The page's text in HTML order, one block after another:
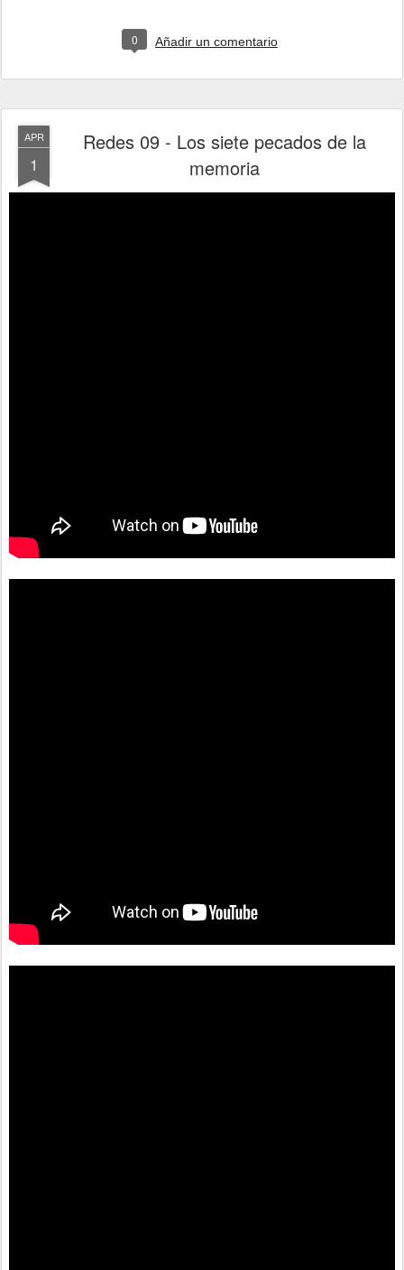
0 Añadir un comentario
APR
1
Redes 09 - Los siete pecados de la
memoria